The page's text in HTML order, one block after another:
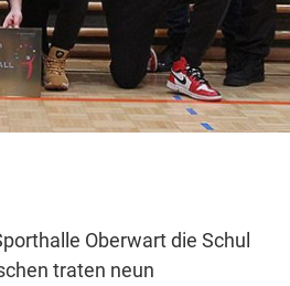
Oberwart die Schul
traten neun